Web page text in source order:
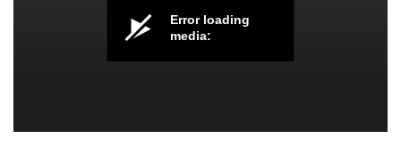
Error loading
media: